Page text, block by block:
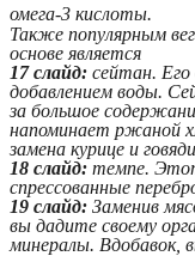
омега-3 кислоты.
Также популярным
основе является
17 слайд: сейтан. Его
добавлением воды.
за большое
напоминает ржаной
замена курице и
18 слайд: темпе.
спрессованные
19 слайд: Заменив
вы дадите своему
минералы. Вдобавок,